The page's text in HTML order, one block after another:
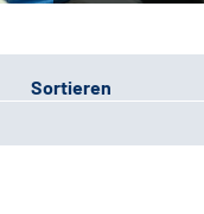
Sortieren